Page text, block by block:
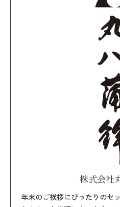
株式会社
年末のご挨拶にぴったりのセ